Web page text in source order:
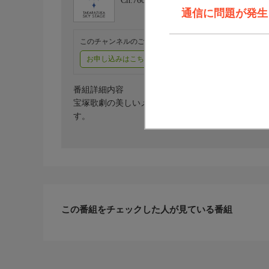
通信に問題が発
このチャンネルのご視聴には、オプションチャンネル(有
お申し込みはこちら
番組詳細内容
宝塚歌劇の美しいメロディーと歌詞をご一緒に歌
す。
この番組をチェックした人が見ている番組